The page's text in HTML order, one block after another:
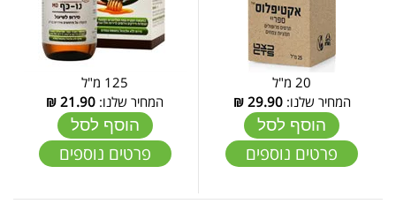
20 מ"ל
המחיר שלנו:29.90
₪
הוסף לסל
פרטים נוספים
125 מ"ל
המחיר שלנו: 21.90
₪
הוסף לסל
פרטים נוספים